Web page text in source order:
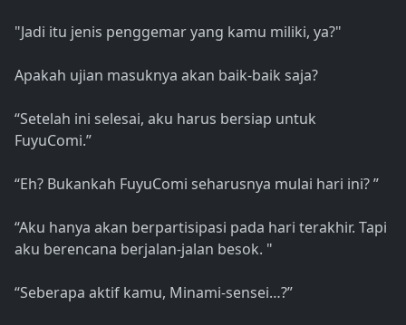
"Jadi itu jenis penggemar yang kamu miliki, ya?"
Apakah ujian masuknya akan baik-baik saja?
“Setelah ini selesai, aku harus bersiap untuk
FuyuComi.”
“Eh? Bukankah FuyuComi seharusnya mulai hari ini? ”
“Aku hanya akan berpartisipasi pada hari terakhir. Tapi
aku berencana berjalan-jalan besok. "
“Seberapa aktif kamu, Minami-sensei…?”